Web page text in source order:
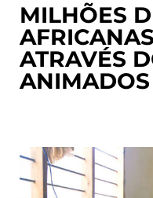
MILHÕES
ATRAVÉS